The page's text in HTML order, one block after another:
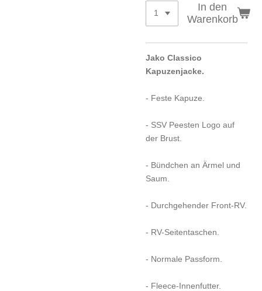
In den
Warenkorb
Jako Classico
Kapuzenjacke.
- Feste Kapuze.
- SSV Peesten Logo auf
der Brust.
- Bündchen an Ärmel und
Saum.
- Durchgehender Front-RV.
- RV-Seitentaschen.
- Normale Passform.
- Fleece-Innenfutter.